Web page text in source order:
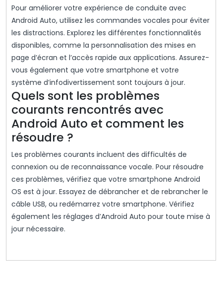
Pour améliorer votre expérience de conduite avec
Android Auto, utilisez les commandes vocales pour éviter
les distractions. Explorez les différentes fonctionnalités
disponibles, comme la personnalisation des mises en
page d’écran et l’accès rapide aux applications. Assurez-
vous également que votre smartphone et votre
système d’infodivertissement sont toujours à jour.
Quels sont les problèmes
courants rencontrés avec
Android Auto et comment les
résoudre ?
Les problèmes courants incluent des difficultés de
connexion ou de reconnaissance vocale. Pour résoudre
ces problèmes, vérifiez que votre smartphone Android
OS est à jour. Essayez de débrancher et de rebrancher le
câble USB, ou redémarrez votre smartphone. Vérifiez
également les réglages d’Android Auto pour toute mise à
jour nécessaire.